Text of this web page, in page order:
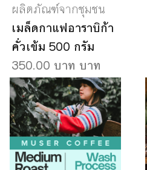
ผลิตภัณฑ์จากชุมชน
เมล็ดกาแฟอาราบิก้า
คั่วเข้ม 500 กรัม
350.00 บาท บาท